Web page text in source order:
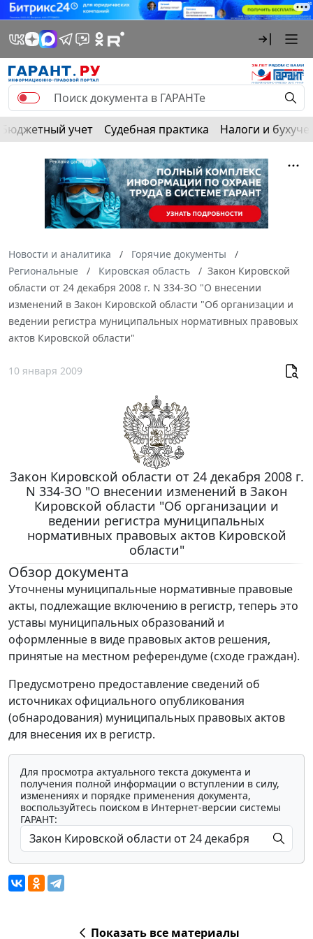
Бюджетный учет Судебная практика Налоги и
Новости и аналитика
Горячие документы
Региональные
Кировская область
Закон Кировской
области от 24 декабря 2008 г. N 334-ЗО "О внесении
изменений в Закон Кировской области "Об организации и
ведении регистра муниципальных нормативных правовых
актов Кировской области"
10 января 2009
Закон Кировской области от 24 декабря 2008 г.
N 334-ЗО "О внесении изменений в Закон
Кировской области "Об организации и
ведении регистра муниципальных
нормативных правовых актов Кировской
области"
Обзор документа
Уточнены муниципальные нормативные правовые
акты, подлежащие включению в регистр, теперь это
уставы муниципальных образований и
оформленные в виде правовых актов решения,
принятые на местном референдуме (сходе граждан).
Предусмотрено предоставление сведений об
источниках официального опубликования
(обнародования) муниципальных правовых актов
для внесения их в регистр.
Для просмотра актуального текста документа и
получения полной информации о вступлении в силу,
изменениях и порядке применения документа,
воспользуйтесь поиском в Интернет-версии системы
ГАРАНТ:
Показать все материалы